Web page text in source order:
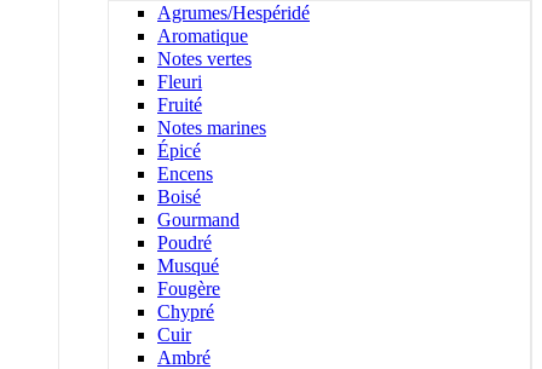
Agrumes/Hespéridé
Aromatique
Notes vertes
Fleuri
Fruité
Notes marines
Épicé
Encens
Boisé
Gourmand
Poudré
Musqué
Fougère
Chypré
Cuir
Ambré